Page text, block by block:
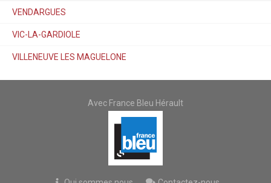
VENDARGUES
VIC-LA-GARDIOLE
VILLENEUVE LES MAGUELONE
Avec France Bleu Hérault